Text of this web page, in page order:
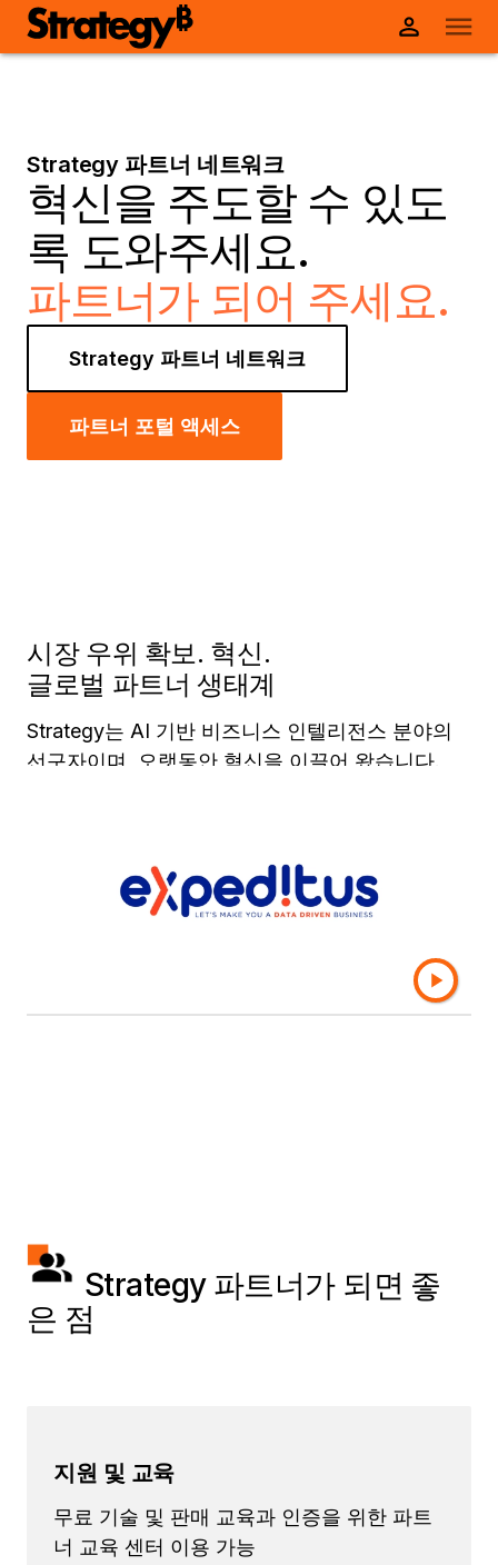
Strategy 파트너 네트워크
혁신을 주도할 수 있도
록 도와주세요.
파트너가 되어 주세요.
Strategy 파트너 네트워크
파트너 포털 액세스
시장 우위 확보. 혁신.
글로벌 파트너 생태계
Strategy는 AI 기반 비즈니스 인텔리전스 분야의
선구자이며, 오랫동안 혁신을 이끌어 왔습니다.
AI 기반 분석 솔루션을 활용하고 있습니다.
Strategy는 비즈니스 인텔리전스 산업 부문에서
파트너들로 구성된 글로벌 생태계를 갖추고 있다
Strategy 파트너가 되면 좋
은 점
지원 및 교육
무료 기술 및 판매 교육과 인증을 위한 파트
너 교육 센터 이용 가능